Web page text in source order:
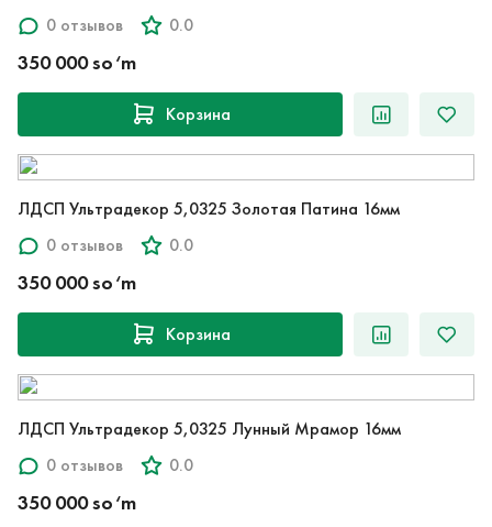
0 отзывов 0.0
350 000 so‘m
Корзина
ЛДСП Ультрадекор 5,0325 Золотая Патина 16мм
0 отзывов
0.0
350 000 so‘m
Корзина
ЛДСП Ультрадекор 5,0325 Лунный Мрамор 16мм
0 отзывов
0.0
350 000 so‘m